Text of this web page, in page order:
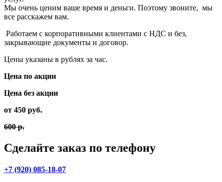
Мы очень ценим ваше время и деньги. Поэтому звоните, мы
все расскажем вам.
Работаем с корпоративными клиентами с НДС и без,
закрывающие документы и договор.
Цены указаны в рублях за час.
Цена по акции
Цена без акции
от 450 руб.
600 р.
Сделайте заказ по телефону
+7 (920) 085-18-07